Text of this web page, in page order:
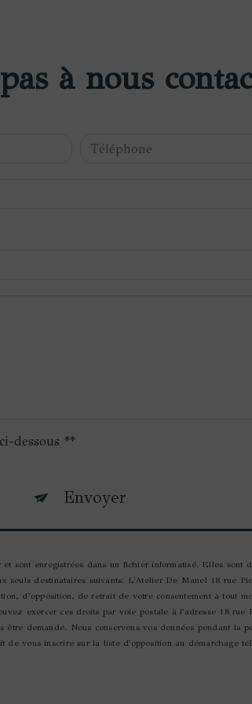
à nous
dessous **
Envoyer
sont enregistrées dans un fichier informatisé. Elles
seuls destinataires suivants: L'Atelier De Manel 18 rue
d’opposition, de retrait de votre consentement à tout
exercer ces droits par voie postale à l'adresse 18
demandé. Nous conservons vos données pendant la
vous inscrire sur la liste d'opposition au démarchage